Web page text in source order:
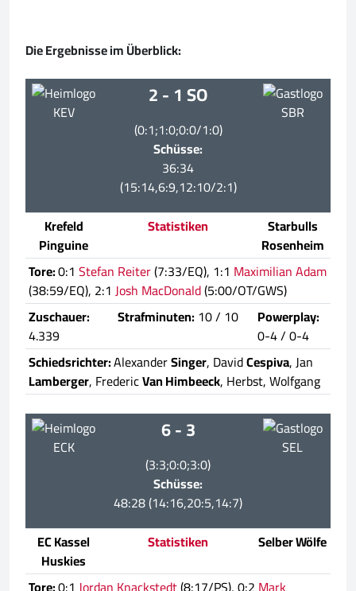
Die Ergebnisse im Überblick:
KEV
2 - 1 SO
(0:1;1:0;0:0/1:0)
Schüsse:
36:34
(15:14,6:9,12:10/2:1)
SBR
Krefeld
Pinguine
Statistiken
Starbulls
Rosenheim
Tore:0:1 Stefan Reiter(7:33/EQ), 1:1 Maximilian Adam
(38:59/EQ), 2:1 Josh MacDonald(5:00/OT/GWS)
Zuschauer:
4.339
Strafminuten: 10 / 10
Powerplay:
0-4 / 0-4
Schiedsrichter:AlexanderSinger, DavidCespiva, Jan
Lamberger, FredericVan Himbeeck, Herbst, Wolfgang
ECK
6 - 3
(3:3;0:0;3:0)
Schüsse:
48:28 (14:16,20:5,14:7)
SEL
EC Kassel
Huskies
Statistiken
Selber Wölfe